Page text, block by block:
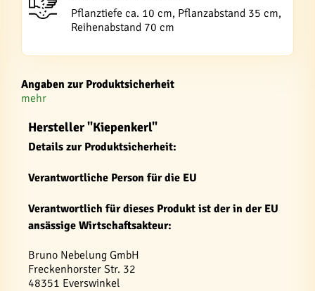
Pflanztiefe ca. 10 cm, Pflanzabstand 35 cm,
Reihenabstand 70 cm
Angaben zur Produktsicherheit
mehr
Hersteller "Kiepenkerl"
Details zur Produktsicherheit:
Verantwortliche Person für die EU
Verantwortlich für dieses Produkt ist der in der EU
ansässige Wirtschaftsakteur:
Bruno Nebelung GmbH
Freckenhorster Str. 32
48351 Everswinkel